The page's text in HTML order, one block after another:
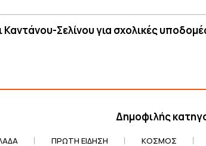
Σελίνου για σχολικές
Δημοφιλής
ΠΡΏΤΗ ΕΊΔΗΣΗ ΚΌΣΜΟΣ